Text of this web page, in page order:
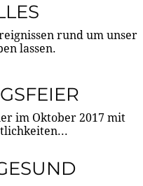
rund um unser
lassen.
im Oktober 2017 mit